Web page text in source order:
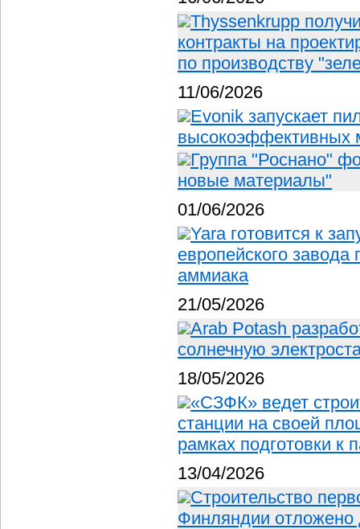
Thyssenkrupp
контракты на
по производству
11/06/2026
Evonik запускает
высокоэффективных
Группа "Роснано"
новые материалы"
01/06/2026
Yara готовится к
европейского завода
аммиака
21/05/2026
Arab Potash
солнечную
18/05/2026
«СЗФК» ведет
станции на своей
рамках подготовки к
13/04/2026
Строительство
Финляндии отложено